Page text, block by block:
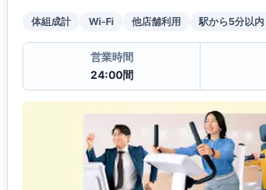
体組成計 Wi-Fi 他店舗利用 駅から5分以内
営業時間
24:00間